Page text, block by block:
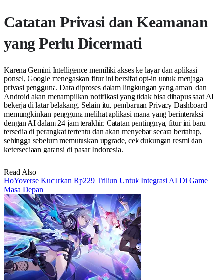
Catatan Privasi dan Keamanan
yang Perlu Dicermati
Karena Gemini Intelligence memiliki akses ke layar dan aplikasi
ponsel, Google menegaskan fitur ini bersifat opt-in untuk menjaga
privasi pengguna. Data diproses dalam lingkungan yang aman, dan
Android akan menampilkan notifikasi yang tidak bisa dihapus saat AI
bekerja di latar belakang. Selain itu, pembaruan Privacy Dashboard
memungkinkan pengguna melihat aplikasi mana yang berinteraksi
dengan AI dalam 24 jam terakhir. Catatan pentingnya, fitur ini baru
tersedia di perangkat tertentu dan akan menyebar secara bertahap,
sehingga sebelum memutuskan upgrade, cek dukungan resmi dan
ketersediaan garansi di pasar Indonesia.
Read Also
HoYoverse Kucurkan Rp229 Triliun Untuk Integrasi AI Di Game
Masa Depan